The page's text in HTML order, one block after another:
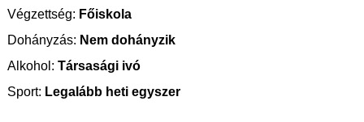
Végzettség: Főiskola
Dohányzás: Nem dohányzik
Alkohol: Társasági ivó
Sport: Legalább heti egyszer